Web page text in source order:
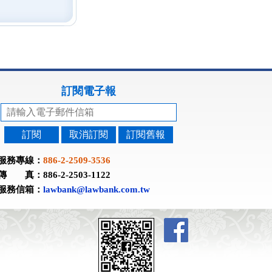
訂閱電子報
訂閱 取消訂閱 訂閱舊報
務專線： 886-2-2509-3536
真：886-2-2503-1122
務信箱： lawbank@lawbank.com.tw